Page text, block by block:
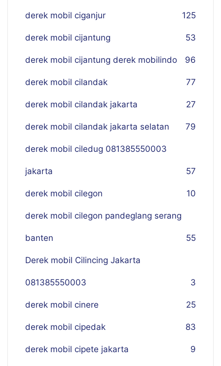
derek mobil ciganjur 125
derek mobil cijantung 53
derek mobil cijantung derek mobilindo 96
derek mobil cilandak 77
derek mobil cilandak jakarta 27
derek mobil cilandak jakarta selatan 79
derek mobil ciledug 081385550003
jakarta 57
derek mobil cilegon 10
derek mobil cilegon pandeglang serang
banten 55
Derek mobil Cilincing Jakarta
081385550003 3
derek mobil cinere 25
derek mobil cipedak 83
derek mobil cipete jakarta 9